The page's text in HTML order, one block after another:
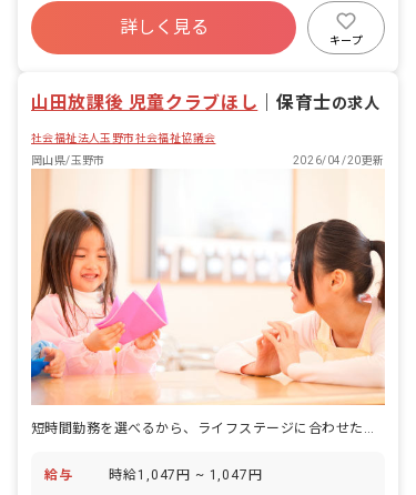
詳しく見る
キープ
山田放課後 児童クラブほし 保育士の求人
社会福祉法人玉野市社会福祉協議会
岡山県/玉野市
2026/04/20更新
短時間勤務を選べるから、ライフステージに合わせた働き方ができます。
給与 時給1,047円 ~ 1,047円